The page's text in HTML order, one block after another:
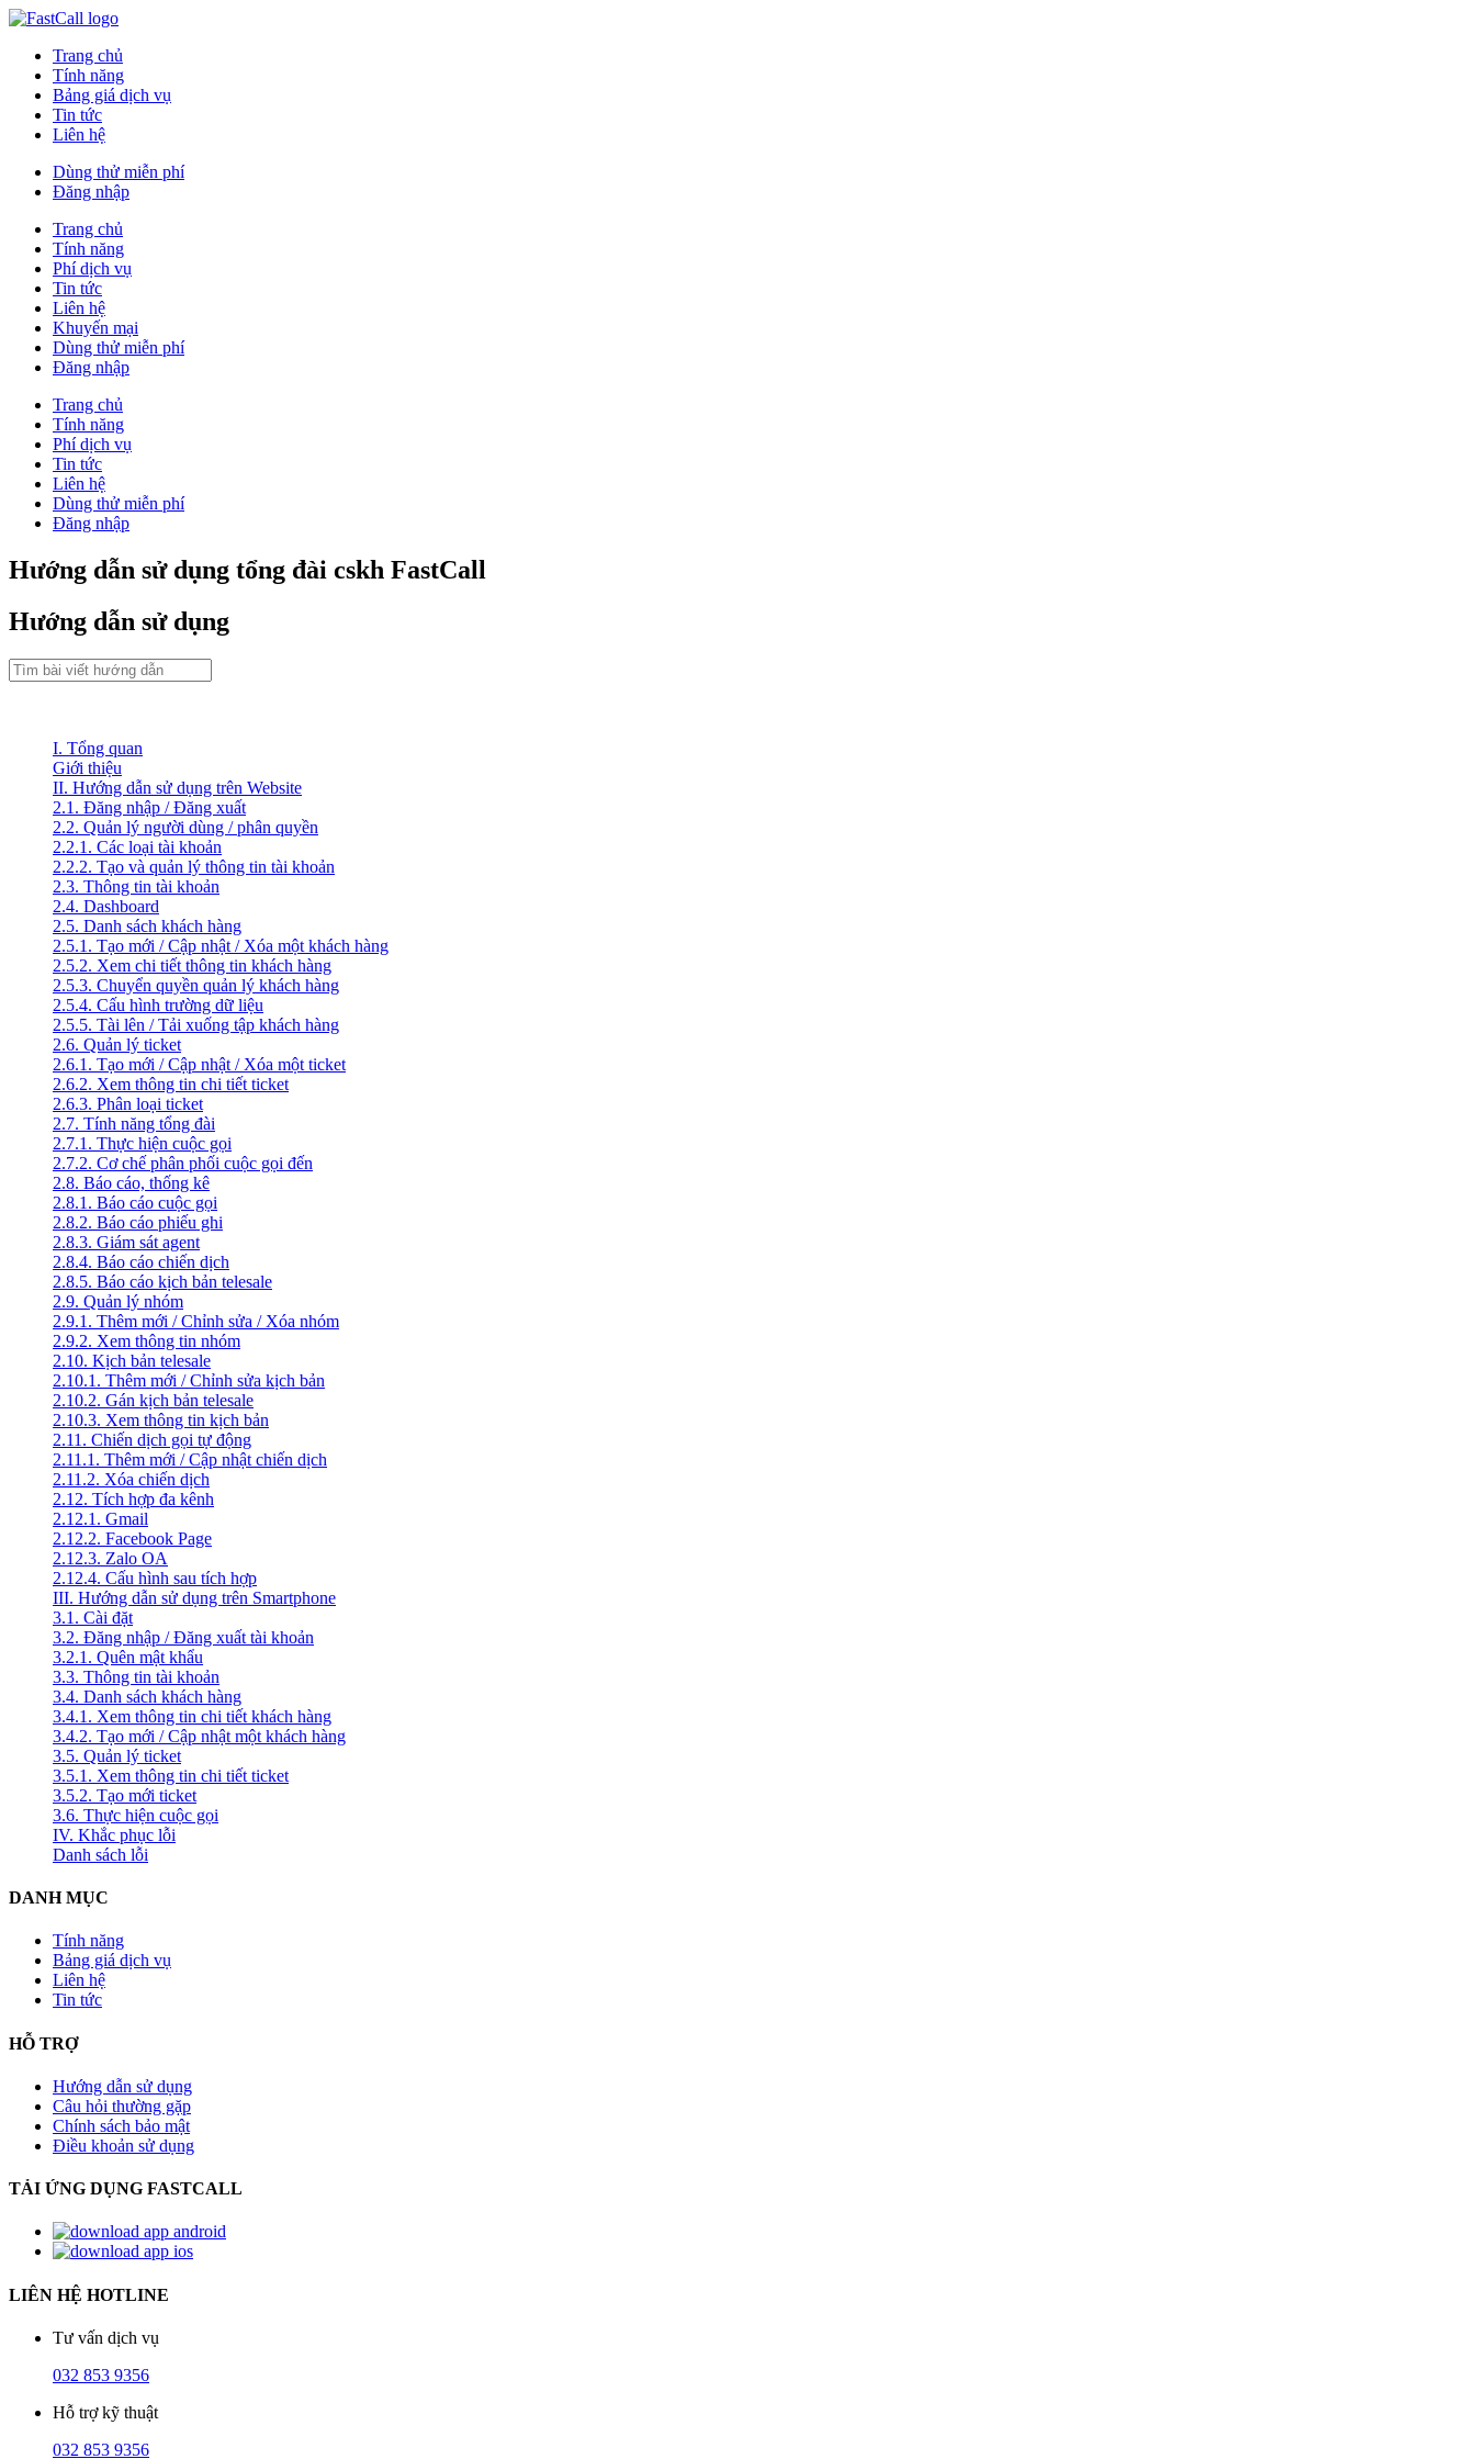
Trang chủ
Tính năng
Bảng giá dịch vụ
Tin tức
Liên hệ
Dùng thử miễn phí
Đăng nhập
Trang chủ
Tính năng
Phí dịch vụ
Tin tức
Liên hệ
Khuyến mại
Dùng thử miễn phí
Đăng nhập
Trang chủ
Tính năng
Phí dịch vụ
Tin tức
Liên hệ
Dùng thử miễn phí
Đăng nhập
Hướng dẫn sử dụng tổng đài cskh FastCall
Hướng dẫn sử dụng
I. Tổng quan
Giới thiệu
II. Hướng dẫn sử dụng trên Website
2.1. Đăng nhập / Đăng xuất
2.2. Quản lý người dùng / phân quyền
2.2.1. Các loại tài khoản
2.2.2. Tạo và quản lý thông tin tài khoản
2.3. Thông tin tài khoản
2.4. Dashboard
2.5. Danh sách khách hàng
2.5.1. Tạo mới / Cập nhật / Xóa một khách hàng
2.5.2. Xem chi tiết thông tin khách hàng
2.5.3. Chuyển quyền quản lý khách hàng
2.5.4. Cấu hình trường dữ liệu
2.5.5. Tài lên / Tải xuống tập khách hàng
2.6. Quản lý ticket
2.6.1. Tạo mới / Cập nhật / Xóa một ticket
2.6.2. Xem thông tin chi tiết ticket
2.6.3. Phân loại ticket
2.7. Tính năng tổng đài
2.7.1. Thực hiện cuộc gọi
2.7.2. Cơ chế phân phối cuộc gọi đến
2.8. Báo cáo, thống kê
2.8.1. Báo cáo cuộc gọi
2.8.2. Báo cáo phiếu ghi
2.8.3. Giám sát agent
2.8.4. Báo cáo chiến dịch
2.8.5. Báo cáo kịch bản telesale
2.9. Quản lý nhóm
2.9.1. Thêm mới / Chỉnh sửa / Xóa nhóm
2.9.2. Xem thông tin nhóm
2.10. Kịch bản telesale
2.10.1. Thêm mới / Chỉnh sửa kịch bản
2.10.2. Gán kịch bản telesale
2.10.3. Xem thông tin kịch bản
2.11. Chiến dịch gọi tự động
2.11.1. Thêm mới / Cập nhật chiến dịch
2.11.2. Xóa chiến dịch
2.12. Tích hợp đa kênh
2.12.1. Gmail
2.12.2. Facebook Page
2.12.3. Zalo OA
2.12.4. Cấu hình sau tích hợp
III. Hướng dẫn sử dụng trên Smartphone
3.1. Cài đặt
3.2. Đăng nhập / Đăng xuất tài khoản
3.2.1. Quên mật khẩu
3.3. Thông tin tài khoản
3.4. Danh sách khách hàng
3.4.1. Xem thông tin chi tiết khách hàng
3.4.2. Tạo mới / Cập nhật một khách hàng
3.5. Quản lý ticket
3.5.1. Xem thông tin chi tiết ticket
3.5.2. Tạo mới ticket
3.6. Thực hiện cuộc gọi
IV. Khắc phục lỗi
Danh sách lỗi
DANH MỤC
Tính năng
Bảng giá dịch vụ
Liên hệ
Tin tức
HỖ TRỢ
Hướng dẫn sử dụng
Câu hỏi thường gặp
Chính sách bảo mật
Điều khoản sử dụng
TẢI ỨNG DỤNG FASTCALL
LIÊN HỆ HOTLINE
Tư vấn dịch vụ
032 853 9356
Hỗ trợ kỹ thuật
032 853 9356